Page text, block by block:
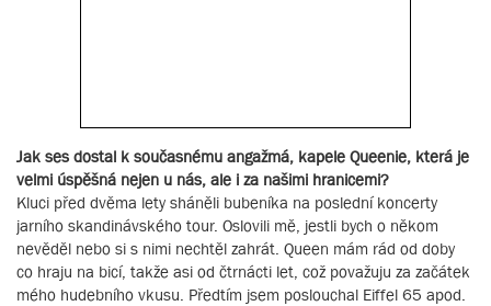
Jak ses dostal k současnému angažmá, kapele Queenie, která je
velmi úspěšná nejen u nás, ale i za našimi hranicemi?
Kluci před dvěma lety sháněli bubeníka na poslední koncerty
jarního skandinávského tour. Oslovili mě, jestli bych o někom
nevěděl nebo si s nimi nechtěl zahrát. Queen mám rád od doby
co hraju na bicí, takže asi od čtrnácti let, což považuju za začátek
mého hudebního vkusu. Předtím jsem poslouchal Eiffel 65 apod.